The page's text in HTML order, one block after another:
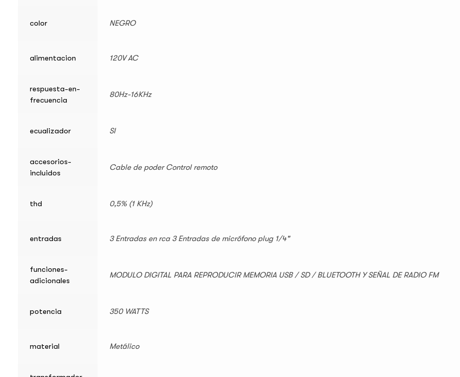
color NEGRO
alimentacion 120V AC
respuesta-en-
frecuencia
80Hz-16KHz
ecualizador SI
accesorios-
incluidos
Cable de poder Control remoto
thd 0,5% (1 KHz)
entradas 3 Entradas en rca 3 Entradas de micrófono plug 1/4"
funciones-
adicionales
MODULO DIGITAL PARA REPRODUCIR MEMORIA USB / SD / BLUETOOTH Y SEÑAL DE RADIO FM
potencia 350 WATTS
material Metálico